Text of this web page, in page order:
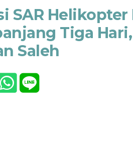
SAR Helikopter
Tiga
Saleh